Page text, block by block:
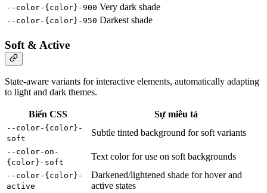
--color-{color}-900 Very dark shade
--color-{color}-950 Darkest shade
Soft & Active
State-aware variants for interactive elements, automatically adapting
to light and dark themes.
Biến CSS Sự miêu tả
--color-{color}-
soft
Subtle tinted background for soft variants
--color-on-
{color}-soft
Text color for use on soft backgrounds
--color-{color}-
active
Darkened/lightened shade for hover and
active states